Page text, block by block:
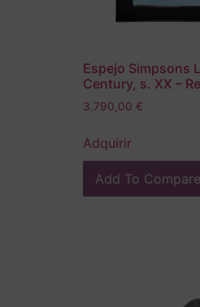
Espejo Simpsons
Century, s. XX –
3.790,00 €
Adquirir
Add To Compare